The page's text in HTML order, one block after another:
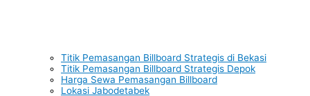
Titik Pemasangan Billboard Strategis di Bekasi
Titik Pemasangan Billboard Strategis Depok
Harga Sewa Pemasangan Billboard
Lokasi Jabodetabek